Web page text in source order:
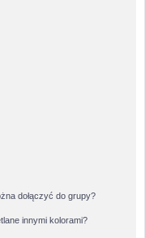
dołączyć do grupy?
innymi kolorami?